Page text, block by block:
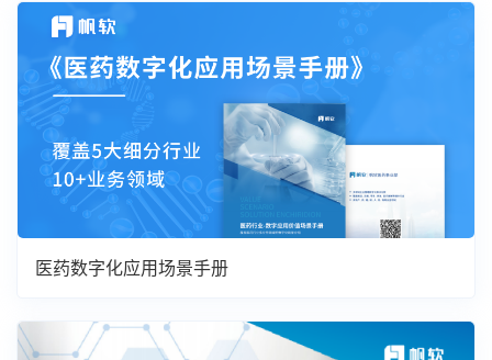
医药数字化应用场景手册